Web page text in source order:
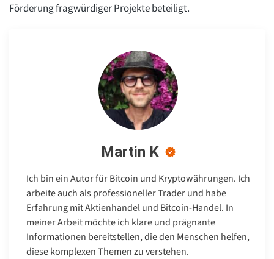
Förderung fragwürdiger Projekte beteiligt.
Martin K
Ich bin ein Autor für Bitcoin und Kryptowährungen. Ich
arbeite auch als professioneller Trader und habe
Erfahrung mit Aktienhandel und Bitcoin-Handel. In
meiner Arbeit möchte ich klare und prägnante
Informationen bereitstellen, die den Menschen helfen,
diese komplexen Themen zu verstehen.